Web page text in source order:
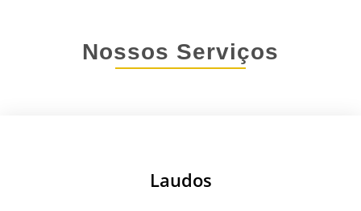
Nossos Serviços
Laudos